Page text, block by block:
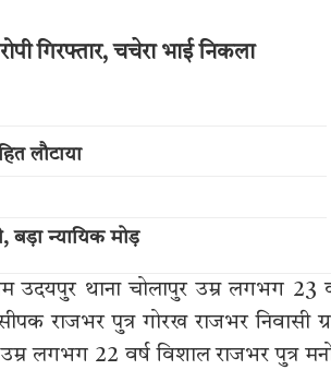
गिरफ्तार, चचेरा भाई निकला
लौटाया
बड़ा न्यायिक मोड़
उदयपुर थाना चोलापुर उम्र लगभग 23
राजभर पुत्र गोरख राजभर निवासी
लगभग 22 वर्ष विशाल राजभर पुत्र